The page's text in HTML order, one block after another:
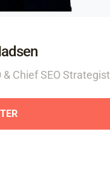
& Chief SEO Strategist